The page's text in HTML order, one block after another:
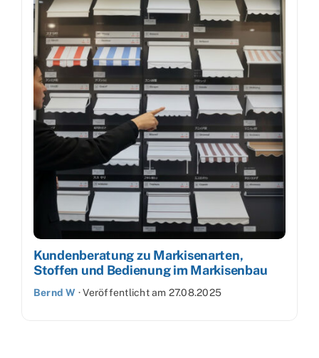
Kundenberatung zu Markisenarten,
Stoffen und Bedienung im Markisenbau
Bernd W ·Veröffentlicht am 27.08.2025